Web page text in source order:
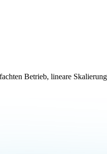
Betrieb, lineare